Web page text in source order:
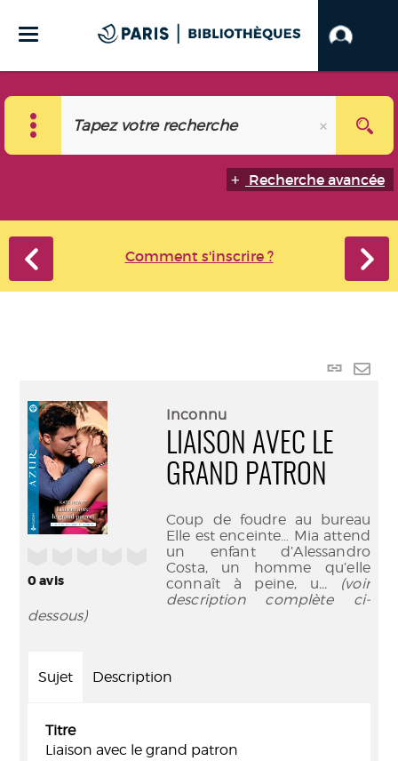
Recherche avancée
Comment s'inscrire ?
Lien
0avis
Inconnu
LIAISON AVEC LE
GRAND PATRON
Coup de foudre au bureau
Elle est enceinte… Mia attend
un enfant d’Alessandro
Costa, un homme qu’elle
connaît à peine, u... (voir
description complète ci-
dessous)
Sujet Description
Titre
Liaison avec le grand patron